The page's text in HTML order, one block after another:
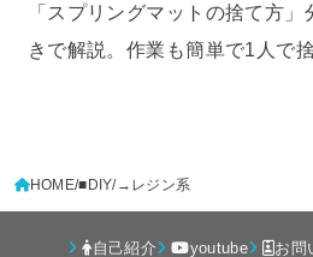
「スプリングマットの捨て方
きで解説。作業も簡単で1人で
HOME ■DIY →レジン系
自己紹介 youtube お問